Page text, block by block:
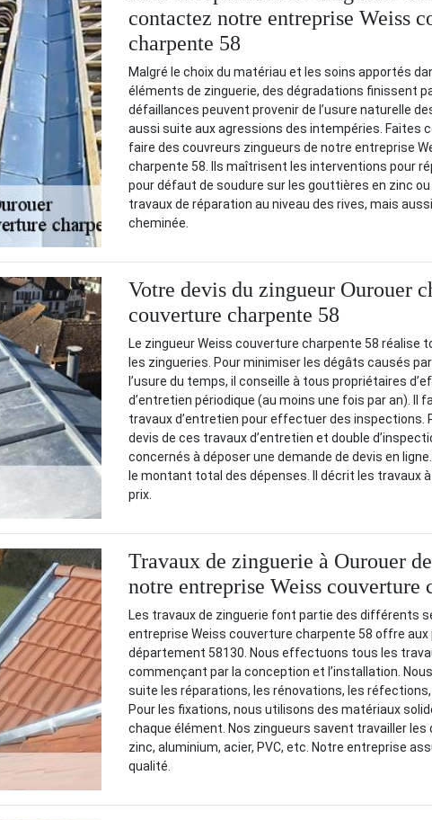
contactez notre entreprise Weiss
charpente 58
Malgré le choix du matériau et les soins apportés
éléments de zinguerie, des dégradations finissent
défaillances peuvent provenir de l’usure naturelle
aussi suite aux agressions des intempéries. Faites
faire des couvreurs zingueurs de notre entreprise
charpente 58. Ils maîtrisent les interventions pour
pour défaut de soudure sur les gouttières en zinc
travaux de réparation au niveau des rives, mais
cheminée.
Votre devis du zingueur Ourouer
couverture charpente 58
Le zingueur Weiss couverture charpente 58 réalise
les zingueries. Pour minimiser les dégâts causés
l’usure du temps, il conseille à tous propriétaires
d’entretien périodique (au moins une fois par an). Il
travaux d’entretien pour effectuer des inspections.
devis de ces travaux d’entretien et double
concernés à déposer une demande de devis en
le montant total des dépenses. Il décrit les travaux
prix.
Travaux de zinguerie à Ourouer
notre entreprise Weiss couverture
Les travaux de zinguerie font partie des différents
entreprise Weiss couverture charpente 58 offre aux
département 58130. Nous effectuons tous les
commençant par la conception et l’installation.
suite les réparations, les rénovations, les
Pour les fixations, nous utilisons des matériaux
chaque élément. Nos zingueurs savent travailler
zinc, aluminium, acier, PVC, etc. Notre entreprise
qualité.